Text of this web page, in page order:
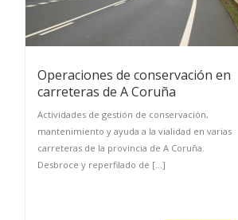
Operaciones de conservación en
carreteras de A Coruña
Actividades de gestión de conservación,
mantenimiento y ayuda a la vialidad en varias
carreteras de la provincia de A Coruña.
Desbroce y reperfilado de [...]